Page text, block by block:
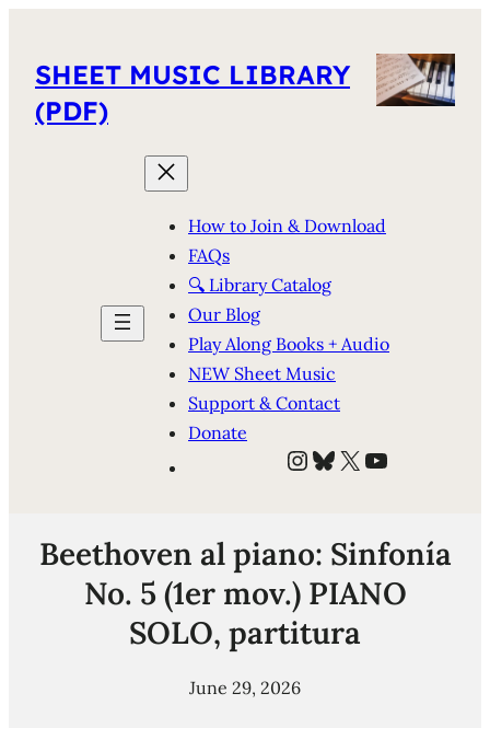
SHEET MUSIC LIBRARY
(PDF)
How to Join & Download
FAQs
🔍 Library Catalog
Our Blog
Play Along Books + Audio
NEW Sheet Music
Support & Contact
Donate
Instagram
Bluesky
X YouTube
Beethoven al piano: Sinfonía
No. 5 (1er mov.) PIANO
SOLO, partitura
June 29, 2026